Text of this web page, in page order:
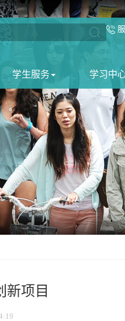
学生服务 学习中
新项目